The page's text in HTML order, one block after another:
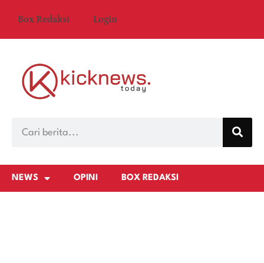
Box Redaksi Login
NEWS OPINI BOX REDAKSI